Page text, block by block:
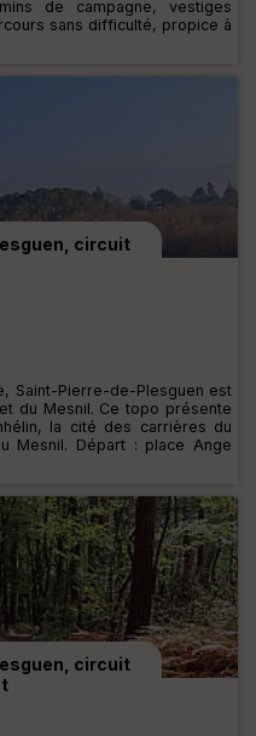
de campagne, vestiges
sans difficulté, propice à
circuit
Saint-Pierre-de-Plesguen est
du Mesnil. Ce topo présente
la cité des carrières du
Mesnil. Départ : place Ange
circuit